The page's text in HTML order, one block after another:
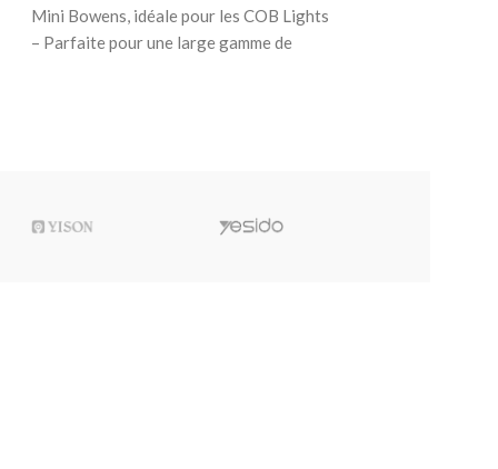
Mini Bowens, idéale pour les COB Lights
– Parfaite pour une large gamme de